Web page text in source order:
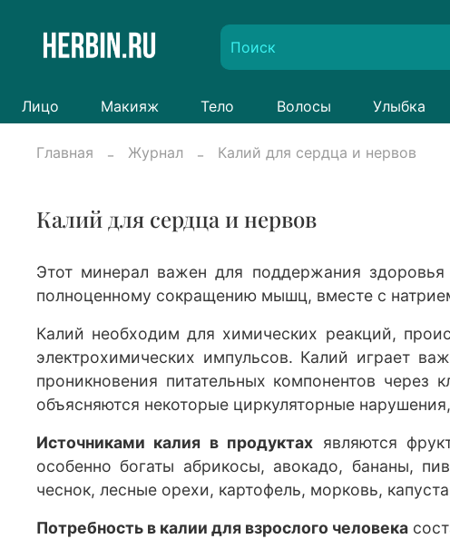
Лицо Макияж Тело Волосы Улыбка
Главная Журнал Калий для сердца и нервов
Калий для сердца и нервов
Этот минерал важен для поддержания
полноценному сокращению мышц, вместе с
Калий необходим для химических реакций,
электрохимических импульсов. Калий играет
проникновения питательных компонентов
объясняются некоторые циркуляторные
Источниками калия в продуктах являются
особенно богаты абрикосы, авокадо, бананы,
чеснок, лесные орехи, картофель, морковь,
Потребность в калии для взрослого человека